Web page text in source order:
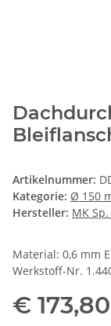
Artikelnummer:
Kategorie: Ø 150
Hersteller: MK
Material: 0,6 mm
Werkstoff-Nr.
€ 173,80